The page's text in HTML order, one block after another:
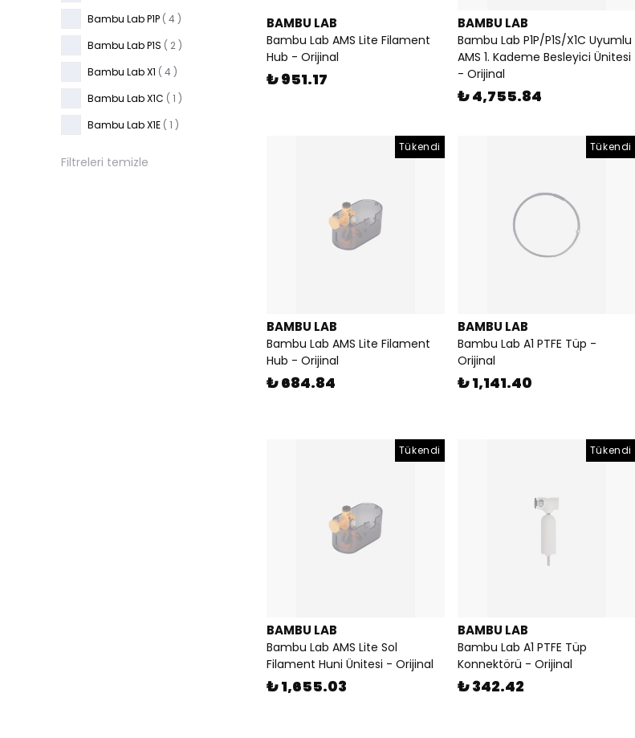
Bambu Lab P1P ( 4 )
Bambu Lab P1S ( 2 )
Bambu Lab X1 ( 4 )
Bambu Lab X1C ( 1 )
Bambu Lab X1E ( 1 )
Filtreleri temizle
BAMBU LAB
Bambu Lab AMS Lite Filament
Hub - Orijinal
₺ 951.17
BAMBU LAB
Bambu Lab P1P/P1S/X1C Uyumlu
AMS 1. Kademe Besleyici Ünitesi
- Orijinal
₺ 4,755.84
Tükendi
BAMBU LAB
Bambu Lab AMS Lite Filament
Hub - Orijinal
₺ 684.84
Tükendi
BAMBU LAB
Bambu Lab A1 PTFE Tüp -
Orijinal
₺ 1,141.40
Tükendi
BAMBU LAB
Bambu Lab AMS Lite Sol
Filament Huni Ünitesi - Orijinal
₺ 1,655.03
Tükendi
BAMBU LAB
Bambu Lab A1 PTFE Tüp
Konnektörü - Orijinal
₺ 342.42